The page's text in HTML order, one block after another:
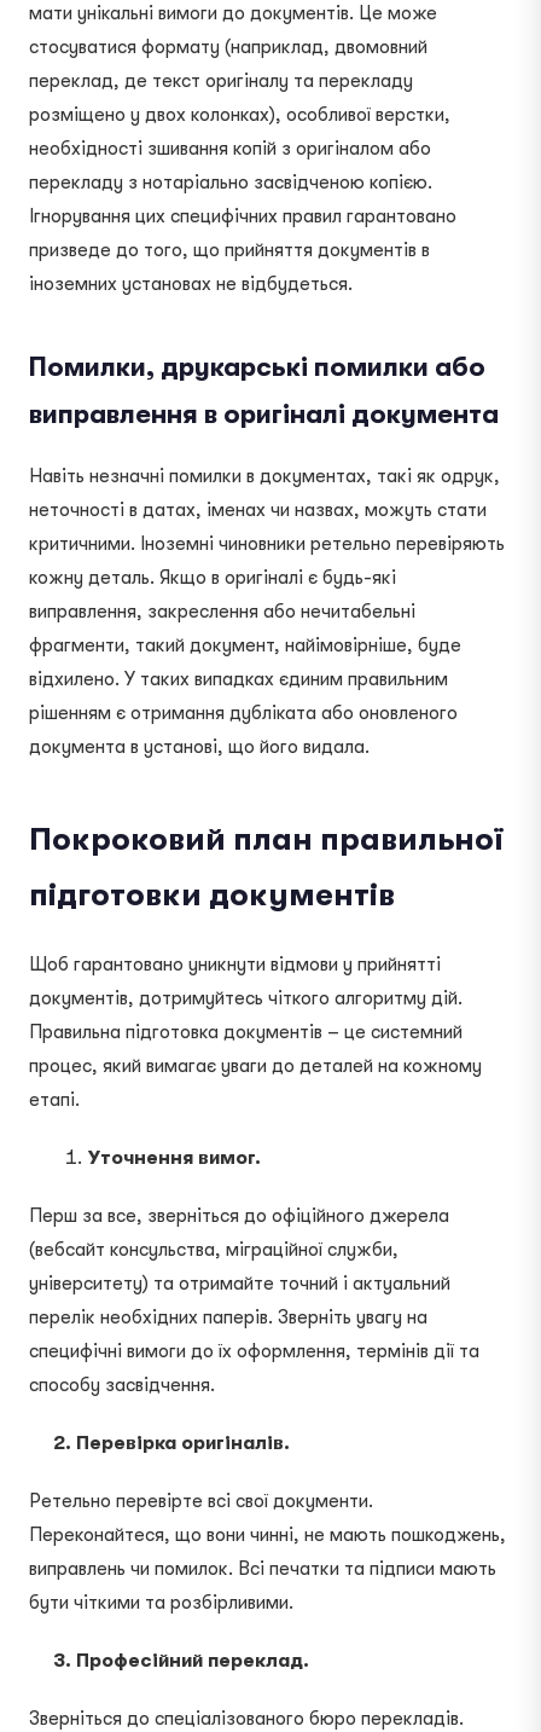
мати унікальні вимоги до документів. Це може
стосуватися формату (наприклад, двомовний
переклад, де текст оригіналу та перекладу
розміщено у двох колонках), особливої верстки,
необхідності зшивання копій з оригіналом або
перекладу з нотаріально засвідченою копією.
Ігнорування цих специфічних правил гарантовано
призведе до того, що прийняття документів в
іноземних установах не відбудеться.
Помилки, друкарські помилки або
виправлення в оригіналі документа
Навіть незначні помилки в документах, такі як одрук,
неточності в датах, іменах чи назвах, можуть стати
критичними. Іноземні чиновники ретельно перевіряють
кожну деталь. Якщо в оригіналі є будь-які
виправлення, закреслення або нечитабельні
фрагменти, такий документ, найімовірніше, буде
відхилено. У таких випадках єдиним правильним
рішенням є отримання дубліката або оновленого
документа в установі, що його видала.
Покроковий план правильної
підготовки документів
Щоб гарантовано уникнути відмови у прийнятті
документів, дотримуйтесь чіткого алгоритму дій.
Правильна підготовка документів – це системний
процес, який вимагає уваги до деталей на кожному
етапі.
Уточнення вимог.
Перш за все, зверніться до офіційного джерела
(вебсайт консульства, міграційної служби,
університету) та отримайте точний і актуальний
перелік необхідних паперів. Зверніть увагу на
специфічні вимоги до їх оформлення, термінів дії та
способу засвідчення.
2. Перевірка оригіналів.
Ретельно перевірте всі свої документи.
Переконайтеся, що вони чинні, не мають пошкоджень,
виправлень чи помилок. Всі печатки та підписи мають
бути чіткими та розбірливими.
3. Професійний переклад.
Зверніться до спеціалізованого бюро перекладів.